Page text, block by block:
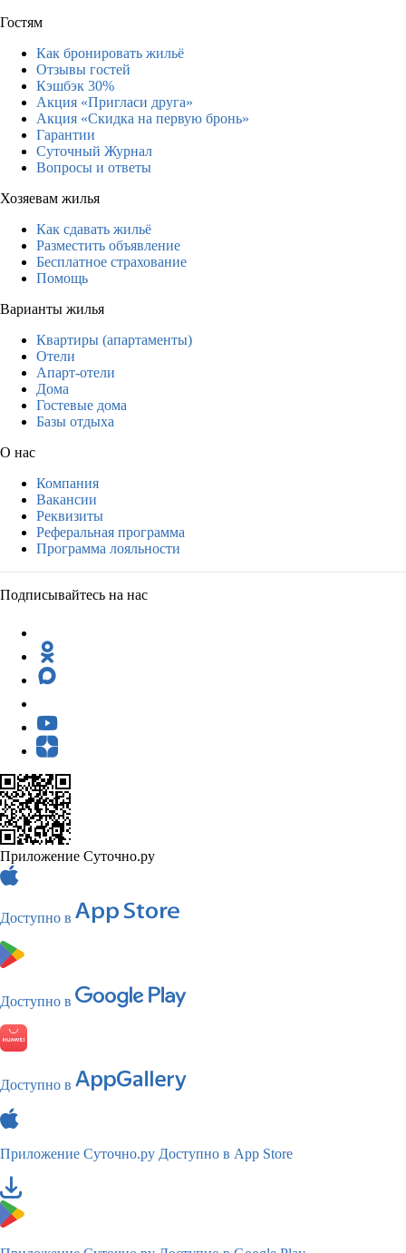
Гостям
Как бронировать жильё
Отзывы гостей
Кэшбэк 30%
Акция «Пригласи друга»
Акция «Скидка на первую бронь»
Гарантии
Суточный Журнал
Вопросы и ответы
Хозяевам жилья
Как сдавать жильё
Разместить объявление
Бесплатное страхование
Помощь
Варианты жилья
Квартиры (апартаменты)
Отели
Апарт-отели
Дома
Гостевые дома
Базы отдыха
О нас
Компания
Вакансии
Реквизиты
Реферальная программа
Программа лояльности
Подписывайтесь на нас
Приложение Суточно.ру
Доступно в
Доступно в
Доступно в
Приложение Суточно.ру Доступно в App Store